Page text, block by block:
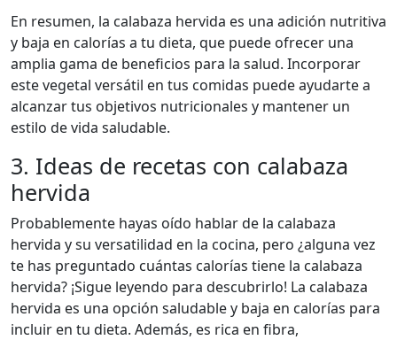
En resumen, la calabaza hervida es una adición nutritiva
y baja en calorías a tu dieta, que puede ofrecer una
amplia gama de beneficios para la salud. Incorporar
este vegetal versátil en tus comidas puede ayudarte a
alcanzar tus objetivos nutricionales y mantener un
estilo de vida saludable.
3. Ideas de recetas con calabaza
hervida
Probablemente hayas oído hablar de la calabaza
hervida y su versatilidad en la cocina, pero ¿alguna vez
te has preguntado cuántas calorías tiene la calabaza
hervida? ¡Sigue leyendo para descubrirlo! La calabaza
hervida es una opción saludable y baja en calorías para
incluir en tu dieta. Además, es rica en fibra,